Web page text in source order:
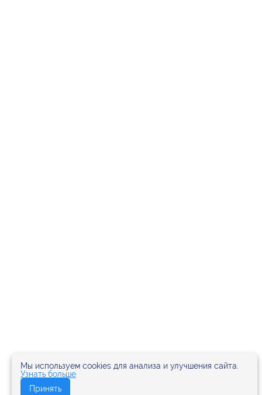
Мы используем cookies для анализа и улучшения сайта.
Узнать больше
Принять